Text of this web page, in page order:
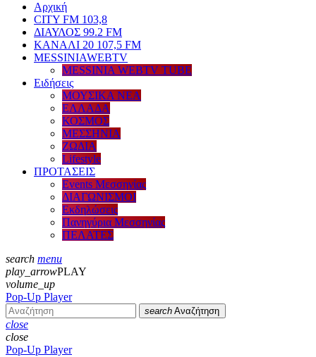
Αρχική
CITY FM 103,8
ΔΙΑΥΛΟΣ 99.2 FM
ΚΑΝΑΛΙ 20 107,5 FM
MESSINIAWEBTV
MESSINIA WEBTV TUBE
Eιδήσεις
ΜΟΥΣΙΚΑ ΝΕΑ
ΕΛΛΑΔΑ
ΚΟΣΜΟΣ
ΜΕΣΣΗΝΙΑ
ΖΩΔΙΑ
Lifestyle
ΠΡΟΤΑΣΕΙΣ
Events Μεσσηνίας
ΔΙΑΓΩΝΙΣΜΟΙ
Εκδηλώσεις
Πανηγύρια Μεσσηνίας
ΠΕΛΑΤΕΣ
search menu
play_arrowPLAY
volume_up
Pop-Up Player
search Αναζήτηση
close
close
Pop-Up Player